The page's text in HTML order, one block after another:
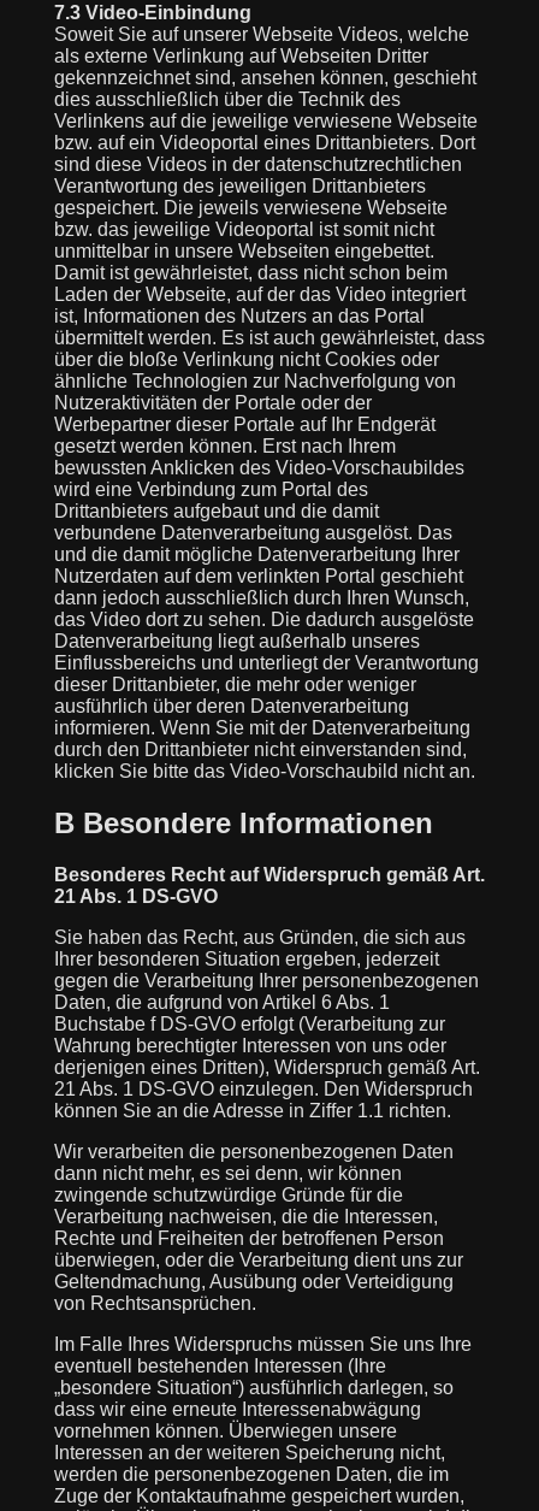
7.3 Video-Einbindung
Soweit Sie auf unserer Webseite Videos, welche
als externe Verlinkung auf Webseiten Dritter
gekennzeichnet sind, ansehen können, geschieht
dies ausschließlich über die Technik des
Verlinkens auf die jeweilige verwiesene Webseite
bzw. auf ein Videoportal eines Drittanbieters. Dort
sind diese Videos in der datenschutzrechtlichen
Verantwortung des jeweiligen Drittanbieters
gespeichert. Die jeweils verwiesene Webseite
bzw. das jeweilige Videoportal ist somit nicht
unmittelbar in unsere Webseiten eingebettet.
Damit ist gewährleistet, dass nicht schon beim
Laden der Webseite, auf der das Video integriert
ist, Informationen des Nutzers an das Portal
übermittelt werden. Es ist auch gewährleistet, dass
über die bloße Verlinkung nicht Cookies oder
ähnliche Technologien zur Nachverfolgung von
Nutzeraktivitäten der Portale oder der
Werbepartner dieser Portale auf Ihr Endgerät
gesetzt werden können. Erst nach Ihrem
bewussten Anklicken des Video-Vorschaubildes
wird eine Verbindung zum Portal des
Drittanbieters aufgebaut und die damit
verbundene Datenverarbeitung ausgelöst. Das
und die damit mögliche Datenverarbeitung Ihrer
Nutzerdaten auf dem verlinkten Portal geschieht
dann jedoch ausschließlich durch Ihren Wunsch,
das Video dort zu sehen. Die dadurch ausgelöste
Datenverarbeitung liegt außerhalb unseres
Einflussbereichs und unterliegt der Verantwortung
dieser Drittanbieter, die mehr oder weniger
ausführlich über deren Datenverarbeitung
informieren. Wenn Sie mit der Datenverarbeitung
durch den Drittanbieter nicht einverstanden sind,
klicken Sie bitte das Video-Vorschaubild nicht an.
B Besondere Informationen
Besonderes Recht auf Widerspruch gemäß Art.
21 Abs. 1 DS-GVO
Sie haben das Recht, aus Gründen, die sich aus
Ihrer besonderen Situation ergeben, jederzeit
gegen die Verarbeitung Ihrer personenbezogenen
Daten, die aufgrund von Artikel 6 Abs. 1
Buchstabe f DS-GVO erfolgt (Verarbeitung zur
Wahrung berechtigter Interessen von uns oder
derjenigen eines Dritten), Widerspruch gemäß Art.
21 Abs. 1 DS-GVO einzulegen. Den Widerspruch
können Sie an die Adresse in Ziffer 1.1 richten.
Wir verarbeiten die personenbezogenen Daten
dann nicht mehr, es sei denn, wir können
zwingende schutzwürdige Gründe für die
Verarbeitung nachweisen, die die Interessen,
Rechte und Freiheiten der betroffenen Person
überwiegen, oder die Verarbeitung dient uns zur
Geltendmachung, Ausübung oder Verteidigung
von Rechtsansprüchen.
Im Falle Ihres Widerspruchs müssen Sie uns Ihre
eventuell bestehenden Interessen (Ihre
„besondere Situation“) ausführlich darlegen, so
dass wir eine erneute Interessenabwägung
vornehmen können. Überwiegen unsere
Interessen an der weiteren Speicherung nicht,
werden die personenbezogenen Daten, die im
Zuge der Kontaktaufnahme gespeichert wurden,